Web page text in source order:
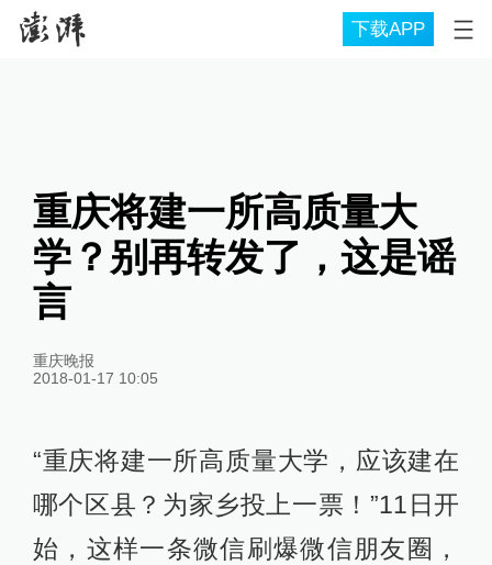
下载APP
重庆将建一所高质量大
学？别再转发了，这是谣
言
重庆晚报
2018-01-17 10:05
“重庆将建一所高质量大学，应该建在
哪个区县？为家乡投上一票！”11日开
始，这样一条微信刷爆微信朋友圈，